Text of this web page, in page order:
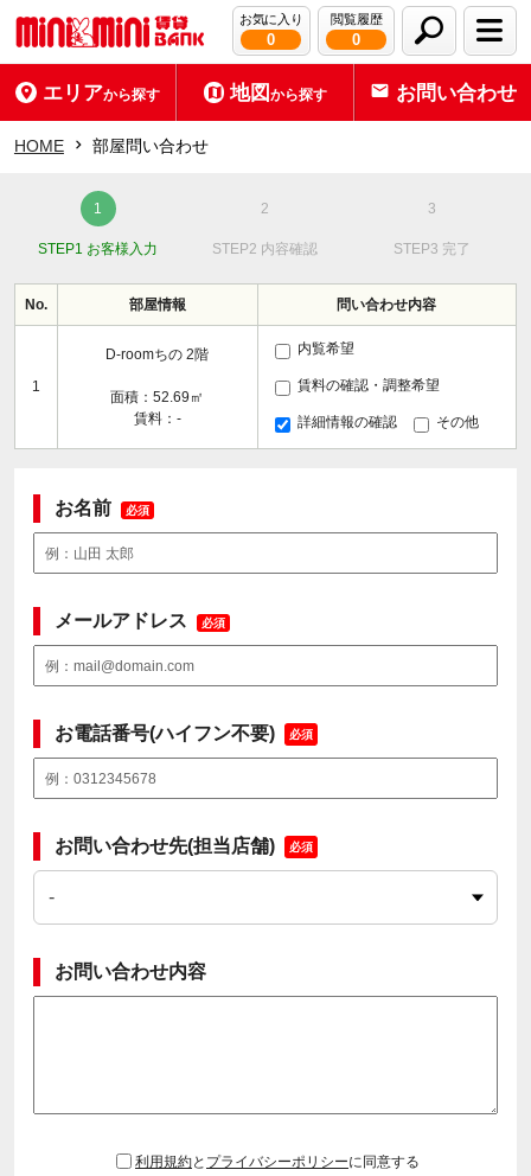
お気に入り
0
閲覧履歴
0
エリアから探す 地図から探す お問い合わせ
HOME 部屋問い合わせ
STEP1 お客様入力 STEP2 内容確認 STEP3 完了
No. 部屋情報 問い合わせ内容
1
D-roomちの 2階
面積：52.69㎡
賃料：-
内覧希望
賃料の確認・調整希望
詳細情報の確認 その他
お名前 必須
メールアドレス 必須
お電話番号(ハイフン不要) 必須
お問い合わせ先(担当店舗) 必須
お問い合わせ内容
利用規約と プライバシーポリシーに同意する